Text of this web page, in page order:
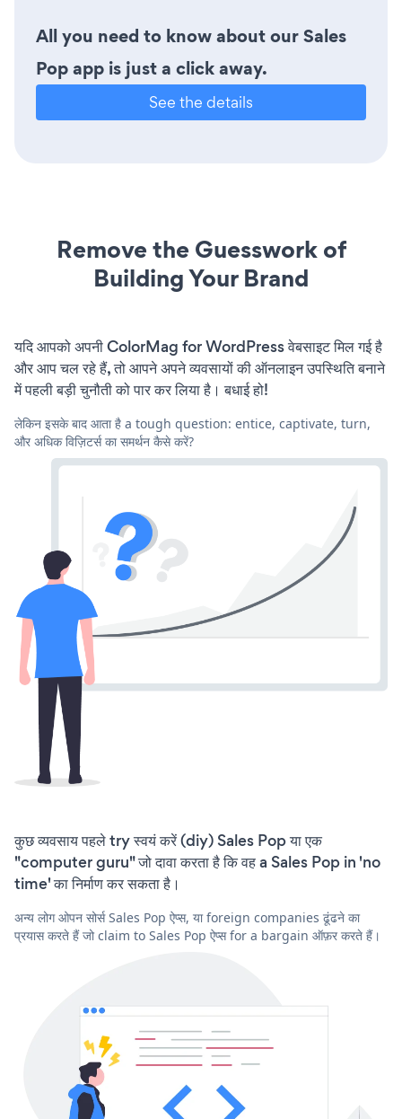
All you need to know about our Sales
Pop app is just a click away.
See the details
Remove the Guesswork of
Building Your Brand
यदि आपको अपनी ColorMag for WordPress वेबसाइट मिल गई है
और आप चल रहे हैं, तो आपने अपने व्यवसायों की ऑनलाइन उपस्थिति बनाने
में पहली बड़ी चुनौती को पार कर लिया है। बधाई हो!
लेकिन इसके बाद आता है a tough question: entice, captivate, turn,
और अधिक विज़िटर्स का समर्थन कैसे करें?
कुछ व्यवसाय पहले try स्वयं करें (diy) Sales Pop या एक
"computer guru" जो दावा करता है कि वह a Sales Pop in 'no
time' का निर्माण कर सकता है।
अन्य लोग ओपन सोर्स Sales Pop ऐप्स, या foreign companies ढूंढने का
प्रयास करते हैं जो claim to Sales Pop ऐप्स for a bargain ऑफ़र करते हैं।